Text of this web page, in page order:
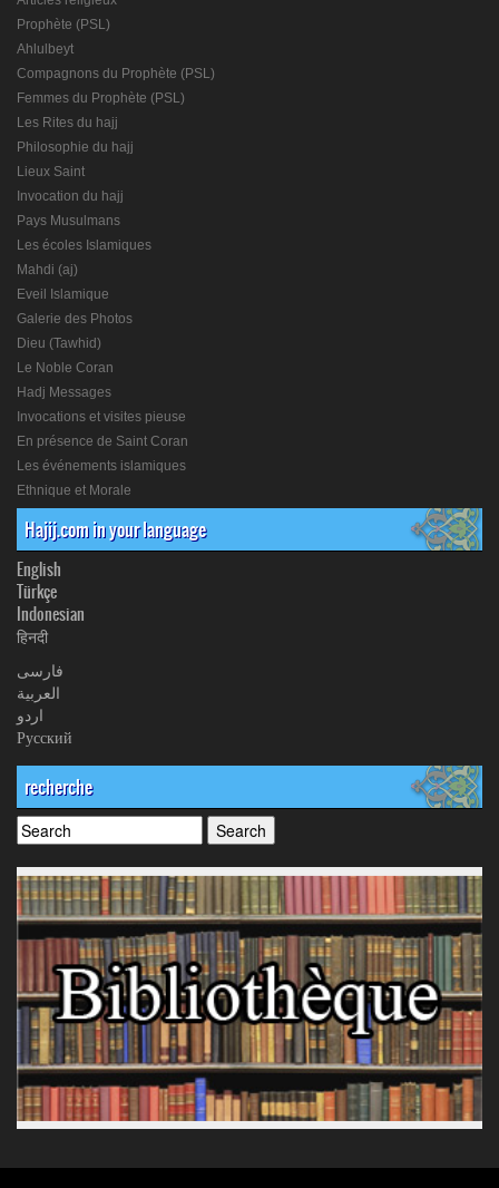
Prophète (PSL)
Ahlulbeyt
Compagnons du Prophète (PSL)
Femmes du Prophète (PSL)
Les Rites du hajj
Philosophie du hajj
Lieux Saint
Invocation du hajj
Pays Musulmans
Les écoles Islamiques
Mahdi (aj)
Eveil Islamique
Galerie des Photos
Dieu (Tawhid)
Le Noble Coran
Hadj Messages
Invocations et visites pieuse
En présence de Saint Coran
Les événements islamiques
Ethnique et Morale
Hajij.com in your language
English
Türkçe
Indonesian
हिनदी
فارسی
العربیة
اردو
Русский
recherche